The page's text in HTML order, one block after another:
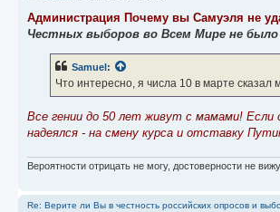
о
б
щ
Администрация Почему вы Самуэля не
Честных выборов во Всем Мире не
Samuel :
Что интересно, я числа 10 в марте
Все гении до 50 лет живут с мамами! Если
надеялся - на смену курса и отставку
Вероятности отрицать не могу, достоверности не
Re: Верите ли Вы в честность российских опросов и